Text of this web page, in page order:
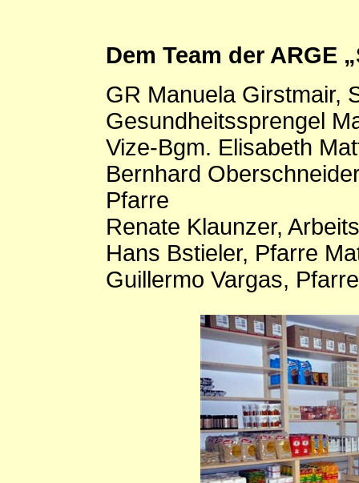
Dem Team der ARGE
GR Manuela Girstmair,
Gesundheitssprengel
Vize-Bgm. Elisabeth
Bernhard
Pfarre
Renate Klaunzer,
Hans Bstieler, Pfarre
Guillermo Vargas,